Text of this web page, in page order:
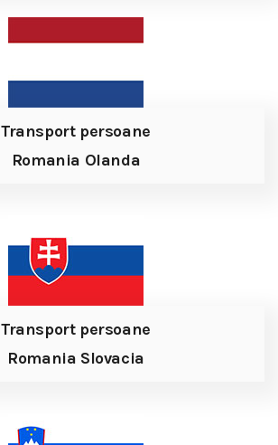
Transport persoane
Romania Olanda
Transport persoane
Romania Slovacia